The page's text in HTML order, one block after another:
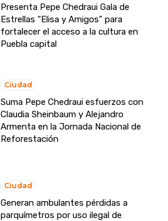
Presenta Pepe Chedraui Gala de
Estrellas “Elisa y Amigos” para
fortalecer el acceso a la cultura en
Puebla capital
Ciudad
Suma Pepe Chedraui esfuerzos con
Claudia Sheinbaum y Alejandro
Armenta en la Jornada Nacional de
Reforestación
Ciudad
Generan ambulantes pérdidas a
parquímetros por uso ilegal de